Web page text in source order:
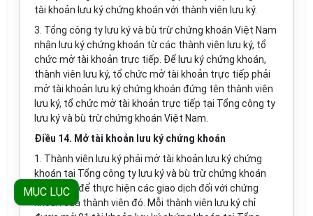
tài khoản lưu ký chứng khoán với thành viên lưu ký.
3. Tổng công ty lưu ký và bù trừ chứng khoán Việt Nam
nhận lưu ký chứng khoán từ các thành viên lưu ký, tổ
chức mở tài khoản trực tiếp. Để lưu ký chứng khoán,
thành viên lưu ký, tổ chức mở tài khoản trực tiếp phải
mở tài khoản lưu ký chứng khoán đứng tên thành viên
lưu ký, tổ chức mở tài khoản trực tiếp tại Tổng công ty
lưu ký và bù trừ chứng khoán Việt Nam.
Điều 14. Mở tài khoản lưu ký chứng khoán
1. Thành viên lưu ký phải mở tài khoản lưu ký chứng
khoán tại Tổng công ty lưu ký và bù trừ chứng khoán
Việt Nam để thực hiện các giao dịch đối với chứng
khoán của thành viên đó. Mỗi thành viên lưu ký chỉ
MỤC LỤC